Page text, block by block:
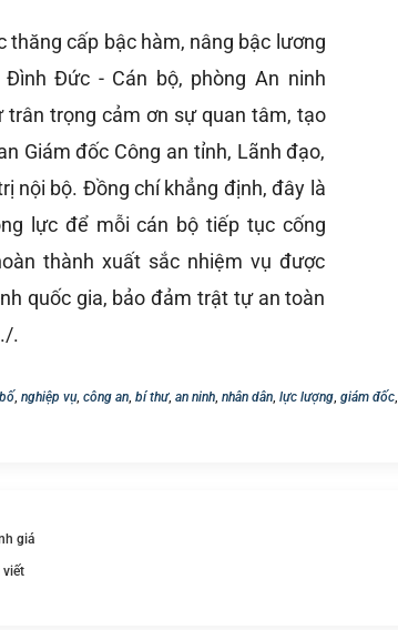
cấp bậc hàm, nâng bậc lương
Đức - Cán bộ, phòng An ninh
trọng cảm ơn sự quan tâm, tạo
Giám đốc Công an tỉnh, Lãnh đạo,
nội bộ. Đồng chí khẳng định, đây là
lực để mỗi cán bộ tiếp tục cống
thành xuất sắc nhiệm vụ được
quốc gia, bảo đảm trật tự an toàn
.
, nghiệp vụ, công an, bí thư, an ninh, nhân dân, lực lượng, giám đốc,
giá
viết